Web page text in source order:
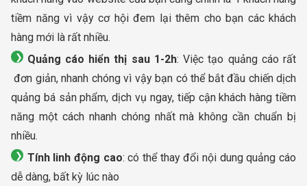
tiềm năng vì vậy cơ hội đem lại thêm cho bạn các khách
hàng mới là rất nhiều.
Quảng cáo hiển thị sau 1-2h: Việc tạo quảng cáo rất
đơn giản, nhanh chóng vì vậy bạn có thể bắt đầu chiến dịch
quảng bá sản phẩm, dịch vụ ngay, tiếp cận khách hàng tiềm
năng một cách nhanh chóng nhất mà không cần chuẩn bị
nhiều.
Tính linh động cao: có thể thay đổi nội dung quảng cáo
dễ dàng, bất kỳ lúc nào